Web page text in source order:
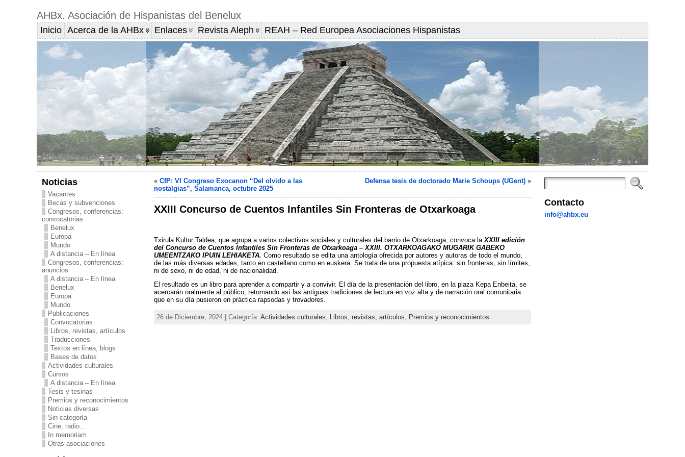
AHBx. Asociación de Hispanistas del Benelux
Inicio Acerca de la AHBx Enlaces Revista Aleph REAH – Red Europea Asociaciones Hispanistas
Noticias
Vacantes
Becas y subvenciones
Congresos, conferencias:
convocatorias
Benelux
Europa
Mundo
A distancia – En línea
Congresos, conferencias:
anuncios
A distancia – En línea
Benelux
Europa
Mundo
Publicaciones
Convocatorias
Libros, revistas, artículos
Traducciones
Textos en línea, blogs
Bases de datos
Actividades culturales
Cursos
A distancia – En línea
Tesis y tesinas
Premios y reconocimientos
Noticias diversas
Sin categoría
Cine, radio…
In memoriam
Otras asociaciones
« CfP: VI Congreso Exocanon “Del olvido a las
nostalgias”, Salamanca, octubre 2025
Defensa tesis de doctorado Marie Schoups (UGent) »
XXIII Concurso de Cuentos Infantiles Sin Fronteras de Otxarkoaga
Txirula Kultur Taldea, que agrupa a varios colectivos sociales y culturales del barrio de Otxarkoaga, convoca la XXIII edición
del Concurso de Cuentos Infantiles Sin Fronteras de Otxarkoaga – XXIII. OTXARKOAGAKO MUGARIK GABEKO
UMEENTZAKO IPUIN LEHIAKETA. Como resultado se edita una antología ofrecida por autores y autoras de todo el mundo,
de las más diversas edades, tanto en castellano como en euskera. Se trata de una propuesta atípica: sin fronteras, sin límites,
ni de sexo, ni de edad, ni de nacionalidad.
El resultado es un libro para aprender a compartir y a convivir. El día de la presentación del libro, en la plaza Kepa Enbeita, se
acercarán oralmente al público, retomando así las antiguas tradiciones de lectura en voz alta y de narración oral comunitaria
que en su día pusieron en práctica rapsodas y trovadores.
26 de Diciembre, 2024 | Categoría: Actividades culturales, Libros, revistas, artículos, Premios y reconocimientos
Contacto
info@ahbx.eu